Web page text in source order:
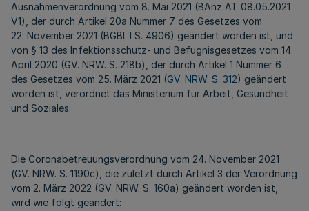
Ausnahmenverordnung vom 8. Mai 2021 (BAnz AT 08.05.2021
V1), der durch Artikel 20a Nummer 7 des Gesetzes vom
22. November 2021 (BGBl. I S. 4906) geändert worden ist, und
von § 13 des Infektionsschutz- und Befugnisgesetzes vom 14.
April 2020 (GV. NRW. S. 218b), der durch Artikel 1 Nummer 6
des Gesetzes vom 25. März 2021 (GV. NRW. S. 312) geändert
worden ist, verordnet das Ministerium für Arbeit, Gesundheit
und Soziales:
Die Coronabetreuungsverordnung vom 24. November 2021
(GV. NRW. S. 1190c), die zuletzt durch Artikel 3 der Verordnung
vom 2. März 2022 (GV. NRW. S. 160a) geändert worden ist,
wird wie folgt geändert: